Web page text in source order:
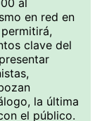
al
en red en
clave del
la última
el público.